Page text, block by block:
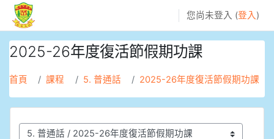
跳至主內容
您尚未登入 (登入 )
2025-26年度復活節假期功課
首頁 課程 5. 普通話 2025-26年度復活節假期功課